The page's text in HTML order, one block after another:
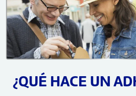
¿QUÉ HACE UN